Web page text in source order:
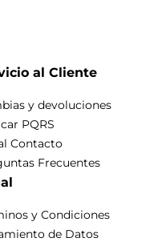
al Cliente
y devoluciones
PQRS
Contacto
Frecuentes
y Condiciones
de Datos